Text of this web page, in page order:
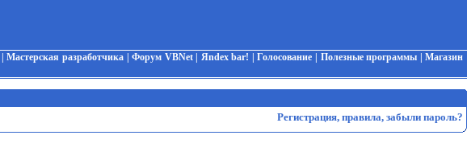
|Мастерская разработчика |Форум VBNet| Яndex bar! |Голосование Полезные программы |Магазин
Регистрация, правила, забыли пароль?